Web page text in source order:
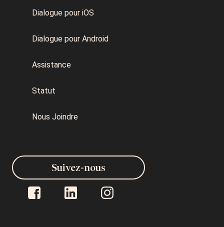
Dialogue pour iOS
Dialogue pour Android
Assistance
Statut
Nous Joindre
Suivez-nous